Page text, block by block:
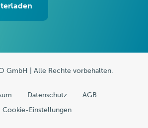
GmbH | Alle Rechte vorbehalten.
Datenschutz
AGB
Cookie-Einstellungen